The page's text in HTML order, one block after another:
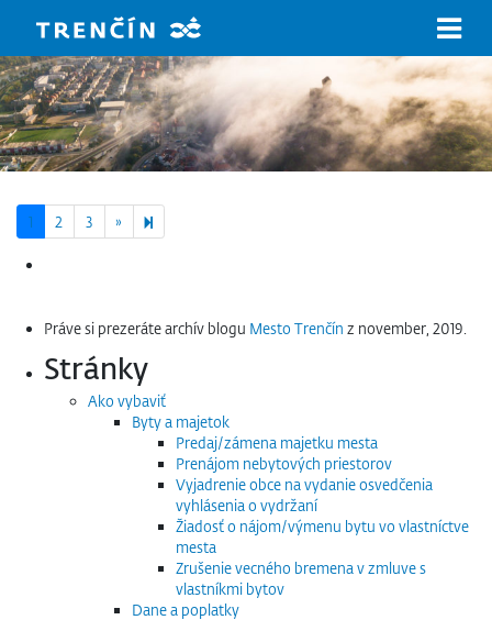
1 2 3 » Next page
7
Práve si prezeráte archív blogu Mesto Trenčín z november, 2019.
Stránky
Ako vybaviť
Byty a majetok
Predaj/zámena majetku mesta
Prenájom nebytových priestorov
Vyjadrenie obce na vydanie osvedčenia
vyhlásenia o vydržaní
Žiadosť o nájom/výmenu bytu vo vlastníctve
mesta
Zrušenie vecného bremena v zmluve s
vlastníkmi bytov
Dane a poplatky